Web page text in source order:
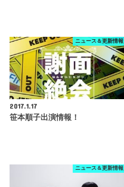
ニュース＆更新情報
2017.1.17
笹本順子出演情報！
ニュース＆更新情報